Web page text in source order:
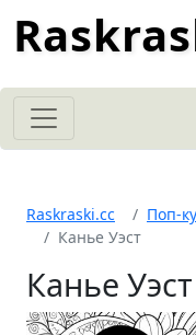
Raskraski.cc Поп-
Канье Уэст
Канье